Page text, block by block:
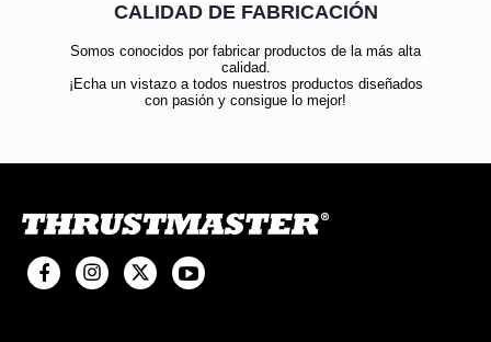
CALIDAD DE FABRICACIÓN
Somos conocidos por fabricar productos de la más alta
calidad.
¡Echa un vistazo a todos nuestros productos diseñados
con pasión y consigue lo mejor!